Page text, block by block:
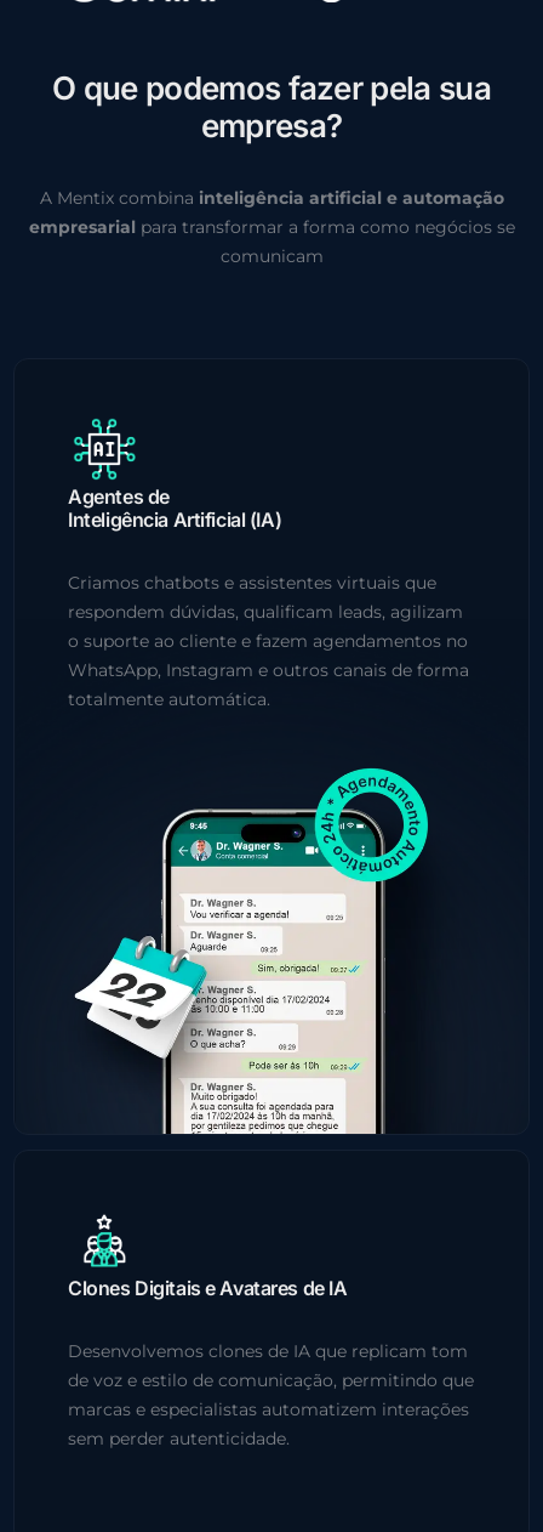
O que podemos fazer pela sua
empresa?
A Mentix combina inteligência artificial e automação
empresarial para transformar a forma como negócios se
comunicam
Agentes de
Inteligência Artificial (IA)
Criamos chatbots e assistentes virtuais que
respondem dúvidas, qualificam leads, agilizam
o suporte ao cliente e fazem agendamentos no
WhatsApp, Instagram e outros canais de forma
totalmente automática.
Clones Digitais e Avatares de IA
Desenvolvemos clones de IA que replicam tom
de voz e estilo de comunicação, permitindo que
marcas e especialistas automatizem interações
sem perder autenticidade.